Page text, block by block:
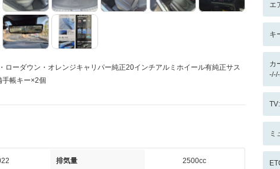
ーダウン・オレンジキャリパー純正20インチアルミホイール有純正サス
手帳キー×2個
排気量 2500cc
エ
キ
カ
ミ